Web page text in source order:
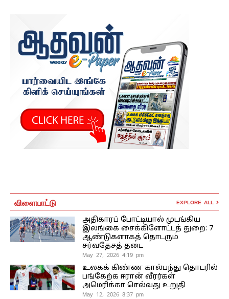
விளையாட்டு EXPLORE ALL
அதிகாரப் போட்டியால் முடங்கிய
இலங்கை சைக்கிளோட்டத் துறை: 7
ஆண்டுகளாகத் தொடரும்
சர்வதேசத் தடை
May 27, 2026 4:19 pm
உலகக் கிண்ண கால்பந்து தொடரில்
பங்கேற்க ஈரான் வீரர்கள்
அமெரிக்கா செல்வது உறுதி
May 12, 2026 8:37 pm